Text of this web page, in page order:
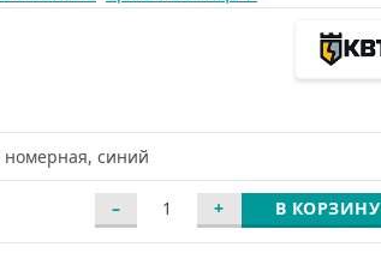
номерная, синий
В КОРЗИНУ